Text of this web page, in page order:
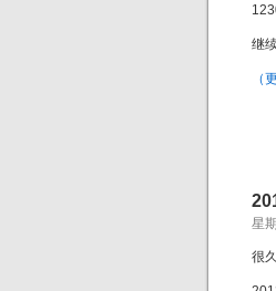
继
（
星
很